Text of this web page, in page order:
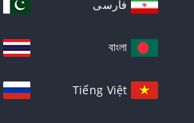
فارسی
বাংলা
Tiếng Việt